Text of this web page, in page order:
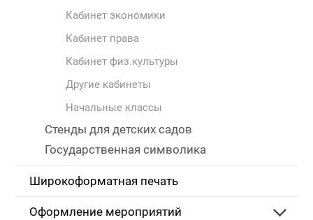
Кабинет экономики
Кабинет права
Кабинет физ.культуры
Другие кабинеты
Начальные классы
Стенды для детских садов
Государственная символика
Широкоформатная печать
Оформление мероприятий